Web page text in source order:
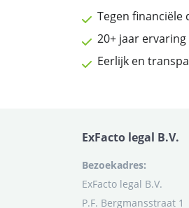
Tegen financiële
20+ jaar ervaring
Eerlijk en
ExFacto legal B.V.
Bezoekadres:
ExFacto legal B.V.
P.F. Bergmansstraat 1